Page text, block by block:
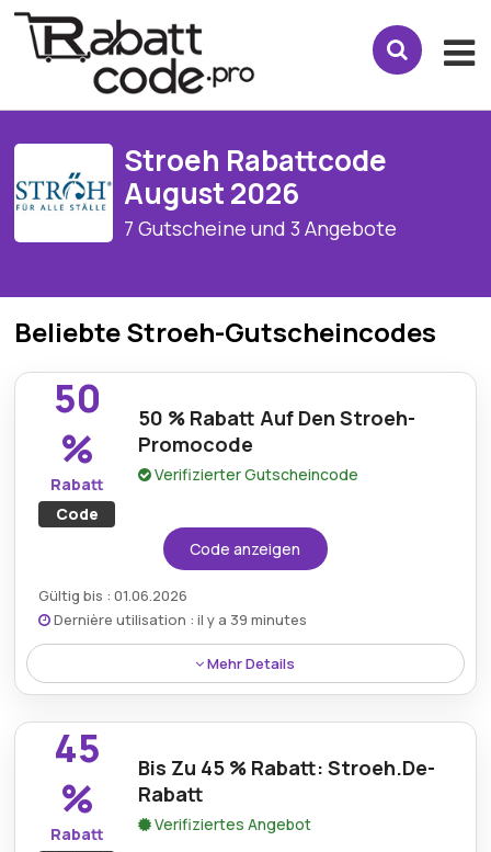
Stroeh Rabattcode
August 2026
7 Gutscheine und 3 Angebote
Beliebte Stroeh-Gutscheincodes
50
%
Rabatt
Code
50 % Rabatt Auf Den Stroeh-
Promocode
Verifizierter Gutscheincode
Code anzeigen
Gültig bis : 01.06.2026
Dernière utilisation : il y a 39 minutes
Mehr Details
Genießen Sie einen bemerkenswerten Rabatt von 50
% mit einem Stroeh-Gutscheincode, der
hochwertige Produkte für jedermann erschwinglicher
45
%
Rabatt
Bis Zu 45 % Rabatt: Stroeh.De-
Rabatt
Verifiziertes Angebot